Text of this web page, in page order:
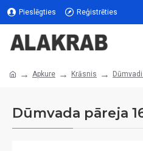
Pieslēgties Reģistrēties
Apkure Krāsnis
Dūmvada pāreja